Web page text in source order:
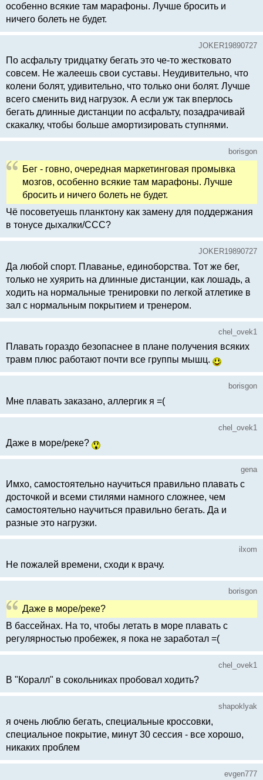
особенно всякие там марафоны. Лучше бросить и
ничего болеть не будет.
JOKER19890727
По асфальту тридцатку бегать это че-то жестковато
совсем. Не жалеешь свои суставы. Неудивительно, что
колени болят, удивительно, что только они болят. Лучше
всего сменить вид нагрузок. А если уж так вперлось
бегать длинные дистанции по асфальту, позадрачивай
скакалку, чтобы больше амортизировать ступнями.
borisgon
Бег - говно, очередная маркетинговая промывка
мозгов, особенно всякие там марафоны. Лучше
бросить и ничего болеть не будет.
Чё посоветуешь планктону как замену для поддержания
в тонусе дыхалки/ССС?
JOKER19890727
Да любой спорт. Плаванье, единоборства. Тот же бег,
только не хуярить на длинные дистанции, как лошадь, а
ходить на нормальные тренировки по легкой атлетике в
зал с нормальным покрытием и тренером.
chel_ovek1
Плавать гораздо безопаснее в плане получения всяких
травм плюс работают почти все группы мышц.
borisgon
Мне плавать заказано, аллергик я =(
chel_ovek1
Даже в море/реке?
gena
Имхо, самостоятельно научиться правильно плавать с
досточкой и всеми стилями намного сложнее, чем
самостоятельно научиться правильно бегать. Да и
разные это нагрузки.
ilxom
Не пожалей времени, сходи к врачу.
borisgon
Даже в море/реке?
В бассейнах. На то, чтобы летать в море плавать с
регулярностью пробежек, я пока не заработал =(
chel_ovek1
В "Коралл" в сокольниках пробовал ходить?
shapoklyak
я очень люблю бегать, специальные кроссовки,
специальное покрытие, минут 30 сессия - все хорошо,
никаких проблем
evgen777